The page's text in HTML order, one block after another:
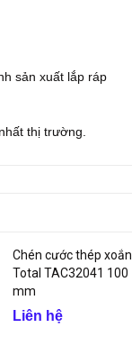
sản xuất lắp ráp
thị trường.
Chén cước thép xoắn
Total TAC32041 100
mm
Liên hệ